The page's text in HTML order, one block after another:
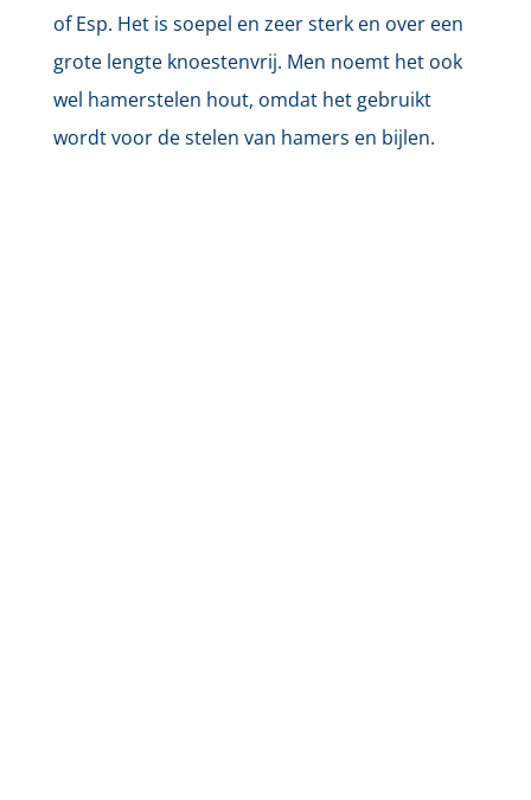
of Esp. Het is soepel en zeer sterk en over een
grote lengte knoestenvrij. Men noemt het ook
wel hamerstelen hout, omdat het gebruikt
wordt voor de stelen van hamers en bijlen.